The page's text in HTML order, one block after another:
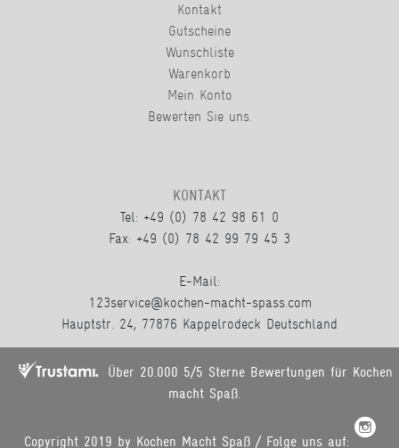
Kontakt
Gutscheine
Wunschliste
Warenkorb
Mein Konto
Bewerten Sie uns.
KONTAKT
Tel: +49 (0) 78 42 98 61 0
Fax: +49 (0) 78 42 99 79 45 3
E-Mail:
123service@kochen-macht-spass.com
Hauptstr. 24, 77876 Kappelrodeck Deutschland
Über 20.000 5/5 Sterne Bewertungen für Kochen
macht Spaß.
Copyright 2019 by Kochen Macht Spaß / Folge uns auf: